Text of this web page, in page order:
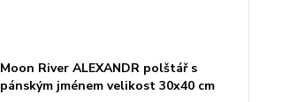
Moon River ALEXANDR polštář s
pánským jménem velikost 30x40 cm